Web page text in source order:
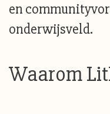
en
onderwijsveld.
Waarom